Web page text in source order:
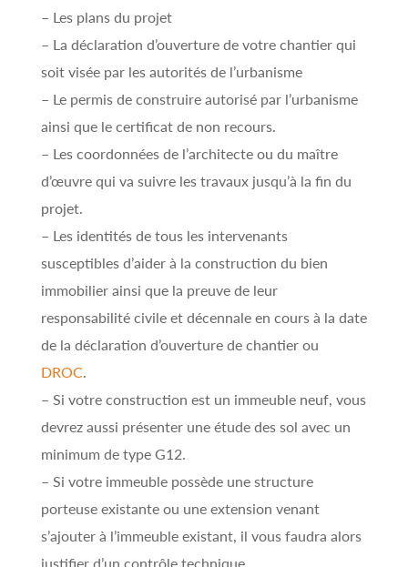
– Les plans du projet
– La déclaration d’ouverture de votre chantier qui
soit visée par les autorités de l’urbanisme
– Le permis de construire autorisé par l’urbanisme
ainsi que le certificat de non recours.
– Les coordonnées de l’architecte ou du maître
d’œuvre qui va suivre les travaux jusqu’à la fin du
projet.
– Les identités de tous les intervenants
susceptibles d’aider à la construction du bien
immobilier ainsi que la preuve de leur
responsabilité civile et décennale en cours à la date
de la déclaration d’ouverture de chantier ou
DROC.
– Si votre construction est un immeuble neuf, vous
devrez aussi présenter une étude des sol avec un
minimum de type G12.
– Si votre immeuble possède une structure
porteuse existante ou une extension venant
s’ajouter à l’immeuble existant, il vous faudra alors
justifier d’un contrôle technique.